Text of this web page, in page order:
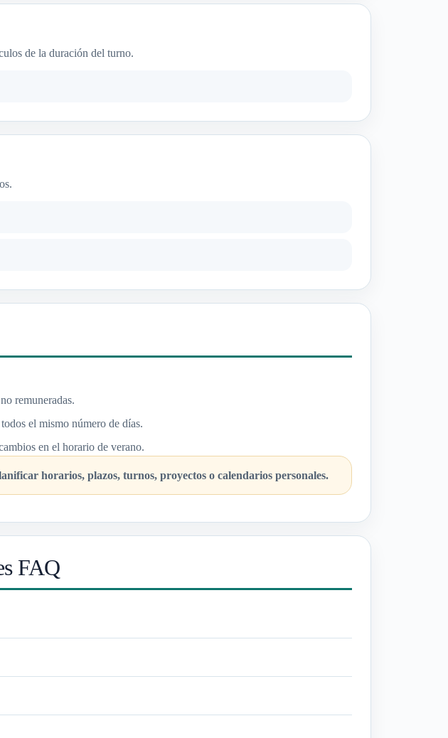
de la duración del turno.
remuneradas.
el mismo número de días.
en el horario de verano.
horarios, plazos, turnos, proyectos o calendarios personales.
FAQ